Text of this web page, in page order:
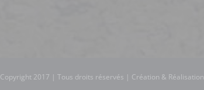
Copyright 2017 | Tous droits réservés | Création & Réalisation